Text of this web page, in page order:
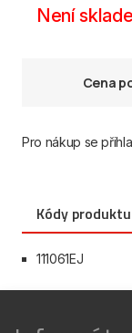
Není
Cena
Pro nákup se
Kódy produktu
111061EJ